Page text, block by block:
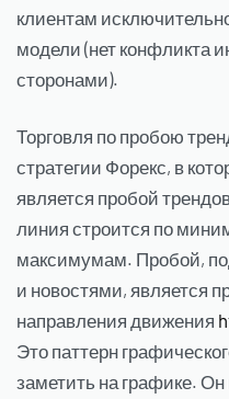
клиентам
модели (нет конфликта
сторонами).
Торговля по пробою
стратегии Форекс, в
является пробой
линия строится по
максимумам. Пробой,
и новостями, является
направления движения
Это паттерн
заметить на графике. Он